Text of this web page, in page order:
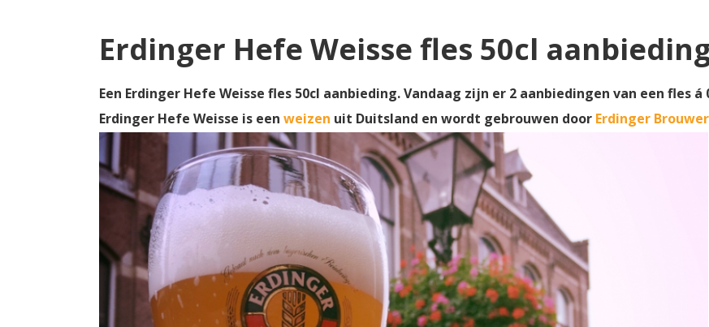
Erdinger Hefe Weisse fles 50cl
Een Erdinger Hefe Weisse fles 50cl aanbieding. Vandaag zijn er 2 aanbiedingen van een fles á
Erdinger Hefe Weisse is een weizen uit Duitsland en wordt gebrouwen door Erdinger